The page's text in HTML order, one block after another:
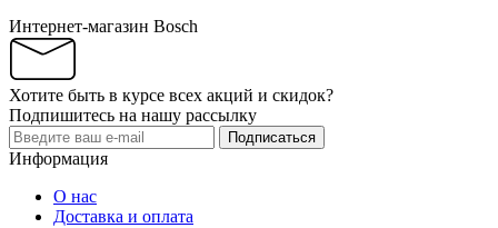
Интернет-магазин Bosch
Хотите быть в курсе всех акций и скидок?
Подпишитесь на нашу рассылку
Подписаться
Информация
О нас
Доставка и оплата